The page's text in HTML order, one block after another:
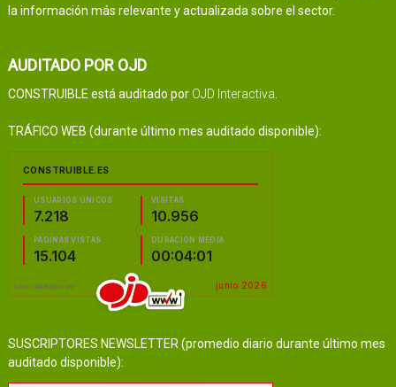
la información más relevante y actualizada sobre el sector.
AUDITADO POR OJD
CONSTRUIBLE está auditado por OJD Interactiva
TRÁFICO WEB (durante último mes auditado disponible):
SUSCRIPTORES NEWSLETTER (promedio diario durante último mes
auditado disponible):